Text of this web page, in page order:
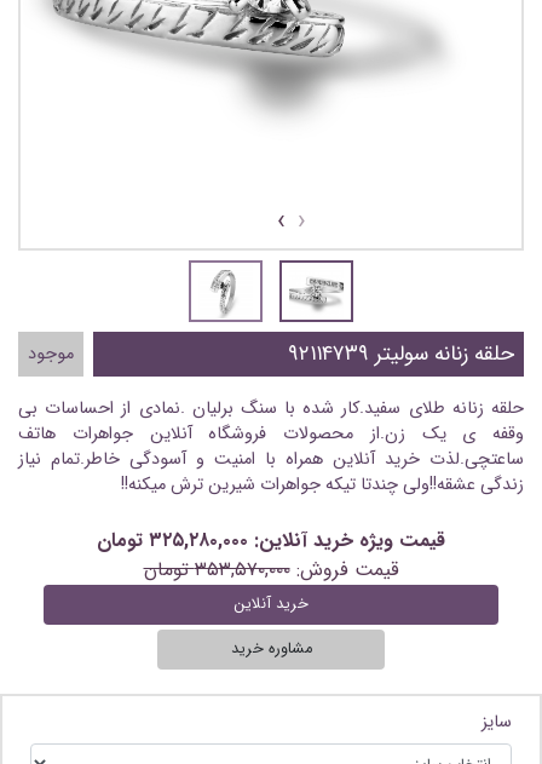
‹
›
حلقه زنانه سولیتر ۹۲۱۱۴۷۳۹
موجود
حلقه زنانه طلای سفید.کار شده با سنگ برلیان .نمادی از احساسات بی
وقفه ی یک زن.از محصولات فروشگاه آنلاین جواهرات هاتف
ساعتچی.لذت خرید آنلاین همراه با امنیت و آسودگی خاطر.تمام نیاز
زندگی عشقه!!ولی چندتا تیکه جواهرات شیرین ترش میکنه!!
قیمت ویژه خرید آنلاین: ۳۲۵,۲۸۰,۰۰۰ تومان
قیمت فروش:۳۵۳,۵۷۰,۰۰۰ تومان
خرید آنلاین
مشاوره خرید
سایز